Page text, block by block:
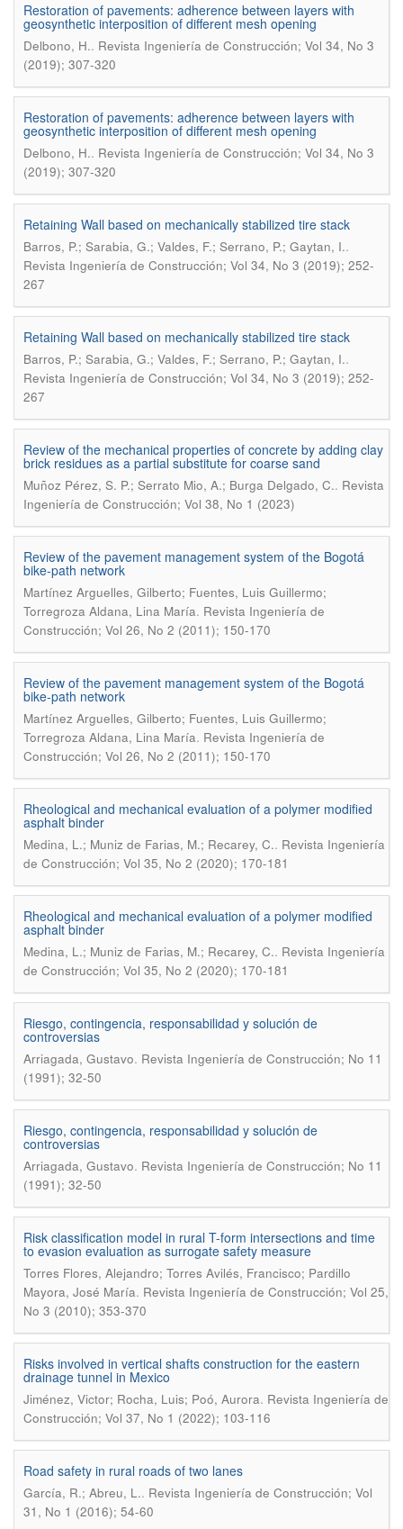
Restoration of pavements: adherence between layers with
geosynthetic interposition of different mesh opening
Delbono, H.. Revista Ingeniería de Construcción; Vol 34, No 3
(2019); 307-320
Restoration of pavements: adherence between layers with
geosynthetic interposition of different mesh opening
Delbono, H.. Revista Ingeniería de Construcción; Vol 34, No 3
(2019); 307-320
Retaining Wall based on mechanically stabilized tire stack
Barros, P.; Sarabia, G.; Valdes, F.; Serrano, P.; Gaytan, I..
Revista Ingeniería de Construcción; Vol 34, No 3 (2019); 252-
267
Retaining Wall based on mechanically stabilized tire stack
Barros, P.; Sarabia, G.; Valdes, F.; Serrano, P.; Gaytan, I..
Revista Ingeniería de Construcción; Vol 34, No 3 (2019); 252-
267
Review of the mechanical properties of concrete by adding clay
brick residues as a partial substitute for coarse sand
Muñoz Pérez, S. P.; Serrato Mio, A.; Burga Delgado, C.. Revista
Ingeniería de Construcción; Vol 38, No 1 (2023)
Review of the pavement management system of the Bogotá
bike-path network
Martínez Arguelles, Gilberto; Fuentes, Luis Guillermo;
Torregroza Aldana, Lina María. Revista Ingeniería de
Construcción; Vol 26, No 2 (2011); 150-170
Review of the pavement management system of the Bogotá
bike-path network
Martínez Arguelles, Gilberto; Fuentes, Luis Guillermo;
Torregroza Aldana, Lina María. Revista Ingeniería de
Construcción; Vol 26, No 2 (2011); 150-170
Rheological and mechanical evaluation of a polymer modified
asphalt binder
Medina, L.; Muniz de Farias, M.; Recarey, C.. Revista Ingeniería
de Construcción; Vol 35, No 2 (2020); 170-181
Rheological and mechanical evaluation of a polymer modified
asphalt binder
Medina, L.; Muniz de Farias, M.; Recarey, C.. Revista Ingeniería
de Construcción; Vol 35, No 2 (2020); 170-181
Riesgo, contingencia, responsabilidad y solución de
controversias
Arriagada, Gustavo. Revista Ingeniería de Construcción; No 11
(1991); 32-50
Riesgo, contingencia, responsabilidad y solución de
controversias
Arriagada, Gustavo. Revista Ingeniería de Construcción; No 11
(1991); 32-50
Risk classification model in rural T-form intersections and time
to evasion evaluation as surrogate safety measure
Torres Flores, Alejandro; Torres Avilés, Francisco; Pardillo
Mayora, José María. Revista Ingeniería de Construcción; Vol 25,
No 3 (2010); 353-370
Risks involved in vertical shafts construction for the eastern
drainage tunnel in Mexico
Jiménez, Victor; Rocha, Luis; Poó, Aurora. Revista Ingeniería de
Construcción; Vol 37, No 1 (2022); 103-116
Road safety in rural roads of two lanes
García, R.; Abreu, L.. Revista Ingeniería de Construcción; Vol
31, No 1 (2016); 54-60